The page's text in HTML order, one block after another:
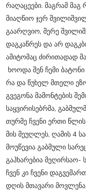
რაღაცეები. მაგრამ მაგ
მიაღწიო ჯერ
გაარღვიო, მერე
დაგკაწრეს და არ
ამიტომაც ძირითადად
ხოოდა შენ ჩემი
რა და წუხელ მთელი ეზო
გვეგონა მამონტების
საყვირისებრმა,
თურმე ჩვენი ერთი
მის მეუღლეს, ღამის 4
მოუწევია გაბმული
გაჰხარებია მეღირსაო-
ჩვენ კი ჩვენი
დღის მთავარი